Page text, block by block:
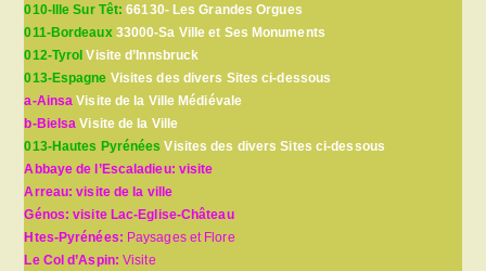
010-Ille Sur Têt:66130- Les Grandes Orgues
011-Bordeaux33000-Sa Ville et Ses Monuments
012-Tyrol Visite d’Innsbruck
013-Espagne Visites des divers Sites ci-dessous
a-Ainsa Visite de la Ville Médiévale
b-Bielsa Visite de la Ville
013-Hautes Pyrénées Visites des divers Sites ci-dessous
Abbaye de l’Escaladieu: visite
Arreau: visite de la ville
Génos: visite Lac-Eglise-Château
Htes-Pyrénées: Paysages et Flore
Le Col d’Aspin:Visite